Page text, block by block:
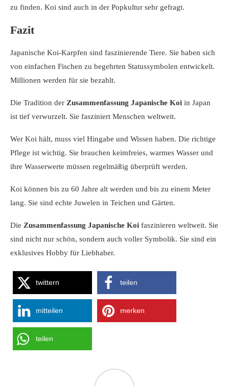
zu finden. Koi sind auch in der Popkultur sehr gefragt.
Fazit
Japanische Koi-Karpfen sind faszinierende Tiere. Sie haben sich
von einfachen Fischen zu begehrten Statussymbolen entwickelt.
Millionen werden für sie bezahlt.
Die Tradition der Zusammenfassung Japanische Koi in Japan
ist tief verwurzelt. Sie fasziniert Menschen weltweit.
Wer Koi hält, muss viel Hingabe und Wissen haben. Die richtige
Pflege ist wichtig. Sie brauchen keimfreies, warmes Wasser und
ihre Wasserwerte müssen regelmäßig überprüft werden.
Koi können bis zu 60 Jahre alt werden und bis zu einem Meter
lang. Sie sind echte Juwelen in Teichen und Gärten.
Die Zusammenfassung Japanische Koi faszinieren weltweit. Sie
sind nicht nur schön, sondern auch voller Symbolik. Sie sind ein
exklusives Hobby für Liebhaber.
twittern teilen
mitteilen merken
teilen